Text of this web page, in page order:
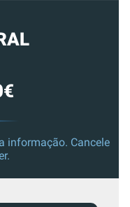
informação. Cancele